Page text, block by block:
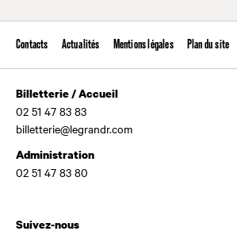
Contacts Actualités Mentions légales Plan du site
Billetterie / Accueil
02 51 47 83 83
billetterie@legrandr.com
Administration
02 51 47 83 80
Suivez-nous